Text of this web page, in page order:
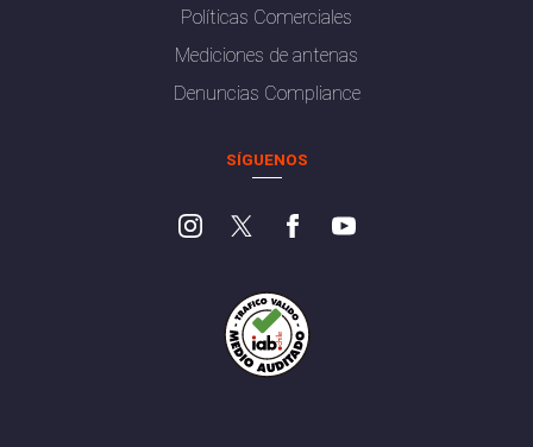
Políticas Comerciales
Mediciones de antenas
Denuncias Compliance
SÍGUENOS